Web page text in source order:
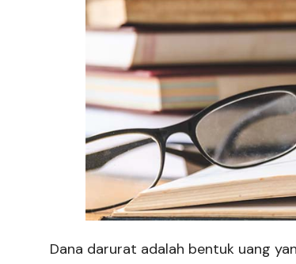
Dana darurat adalah bentuk uang